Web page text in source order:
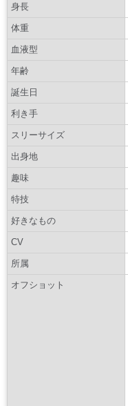
身長
体重
血液型
年齢
誕生日
利き手
スリーサイズ
出身地
趣味
特技
好きなもの
CV
所属
オフショット